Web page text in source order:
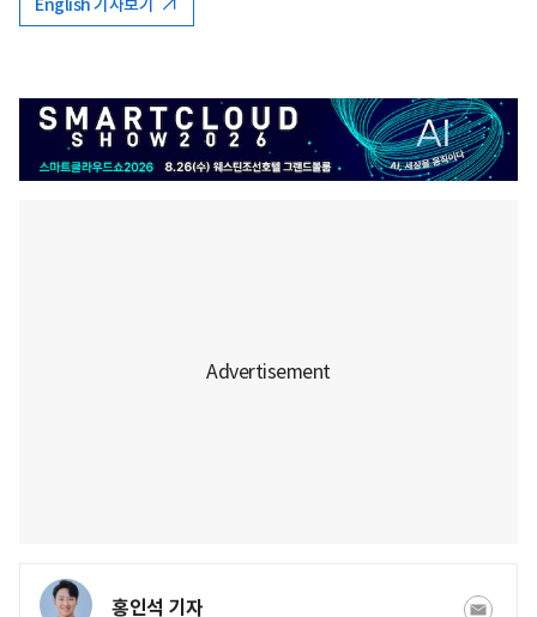
English 기사보기
홍인석 기자